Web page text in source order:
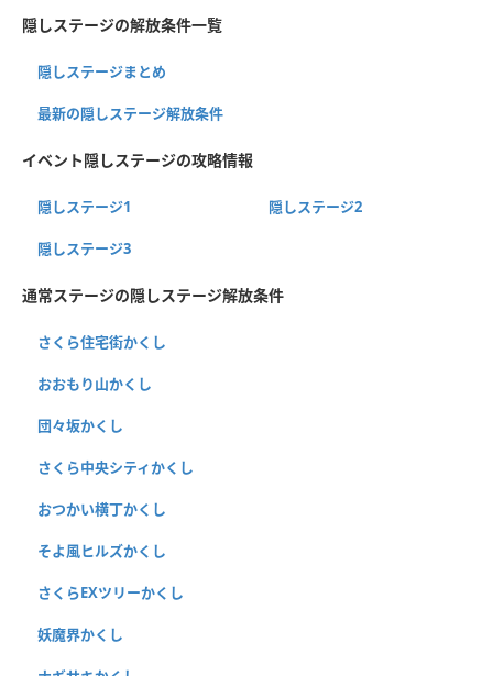
隠しステージの解放条件一覧
隠しステージまとめ
最新の隠しステージ解放条件
イベント隠しステージの攻略情報
隠しステージ1 隠しステージ2
隠しステージ3
通常ステージの隠しステージ解放条件
さくら住宅街かくし
おおもり山かくし
団々坂かくし
さくら中央シティかくし
おつかい横丁かくし
そよ風ヒルズかくし
さくらEXツリーかくし
妖魔界かくし